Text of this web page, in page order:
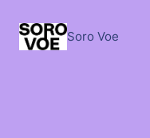
contenido
Soro Voe